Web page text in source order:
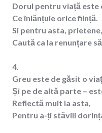
Dorul pentru viață este
Ce înlănțuie orice ființă.
Si pentru asta,
Caută ca la renunțare
4.
Greu este de găsit o
Și pe de altă parte –
Reflectă mult la asta,
Pentru a-ți stăvili